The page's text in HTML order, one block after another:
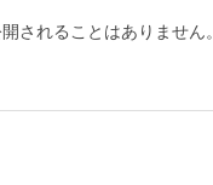
されることはありません。